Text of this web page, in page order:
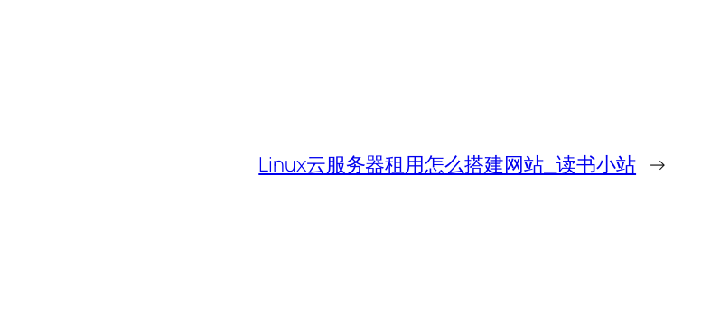
Linux云服务器租用怎么搭建网站_读书小站 →